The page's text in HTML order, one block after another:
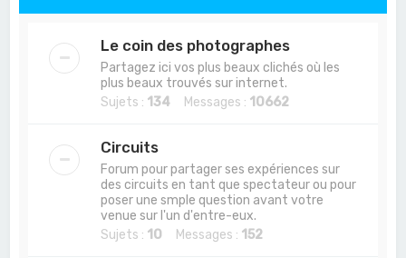
Le coin des photographes
Partagez ici vos plus beaux clichés où les
plus beaux trouvés sur internet.
Sujets : 134 Messages : 10662
Circuits
Forum pour partager ses expériences sur
des circuits en tant que spectateur ou pour
poser une smple question avant votre
venue sur l'un d'entre-eux.
Sujets : 10 Messages : 152